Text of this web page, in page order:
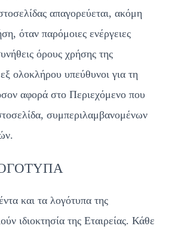
απαγορεύεται, ακόμη
όταν παρόμοιες ενέργειες
όρους χρήσης της
ολοκλήρου υπεύθυνοι για τη
αφορά στο Περιεχόμενο που
συμπεριλαμβανομένων
και τα λογότυπα της
ιδιοκτησία της Εταιρείας. Κάθε